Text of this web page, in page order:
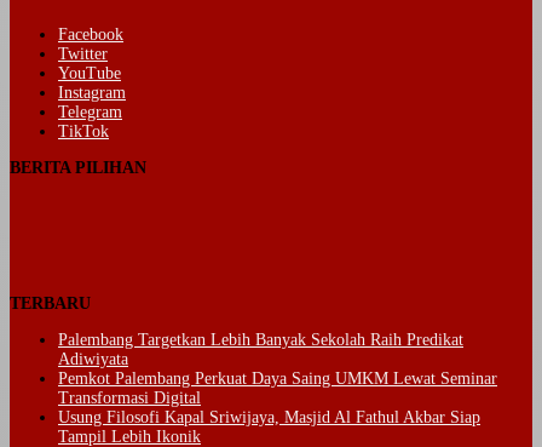
Facebook
Twitter
YouTube
Instagram
Telegram
TikTok
BERITA PILIHAN
TERBARU
Palembang Targetkan Lebih Banyak Sekolah Raih Predikat
Adiwiyata
Pemkot Palembang Perkuat Daya Saing UMKM Lewat Seminar
Transformasi Digital
Usung Filosofi Kapal Sriwijaya, Masjid Al Fathul Akbar Siap
Tampil Lebih Ikonik